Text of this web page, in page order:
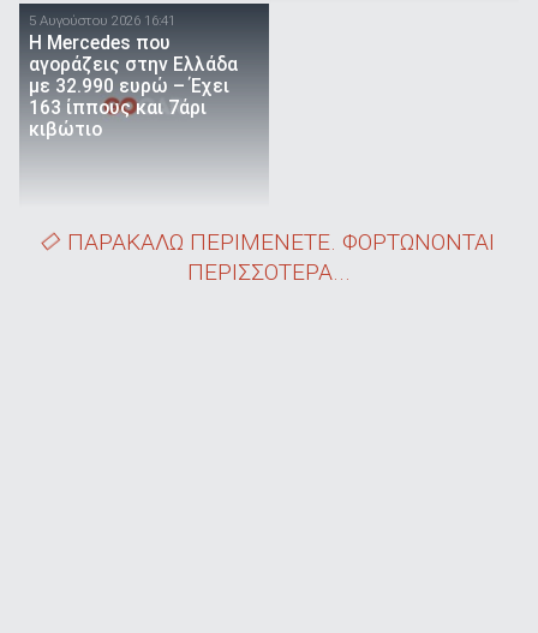
5 Αυγούστου 2026 16:41
Η Mercedes που
αγοράζεις στην Ελλάδα
με 32.990 ευρώ – Έχει
163 ίππους και 7άρι
κιβώτιο
ΠΑΡΑΚΑΛΩ ΠΕΡΙΜΕΝΕΤΕ. ΦΟΡΤΩΝΟΝΤΑΙ
ΠΕΡΙΣΣΟΤΕΡΑ...